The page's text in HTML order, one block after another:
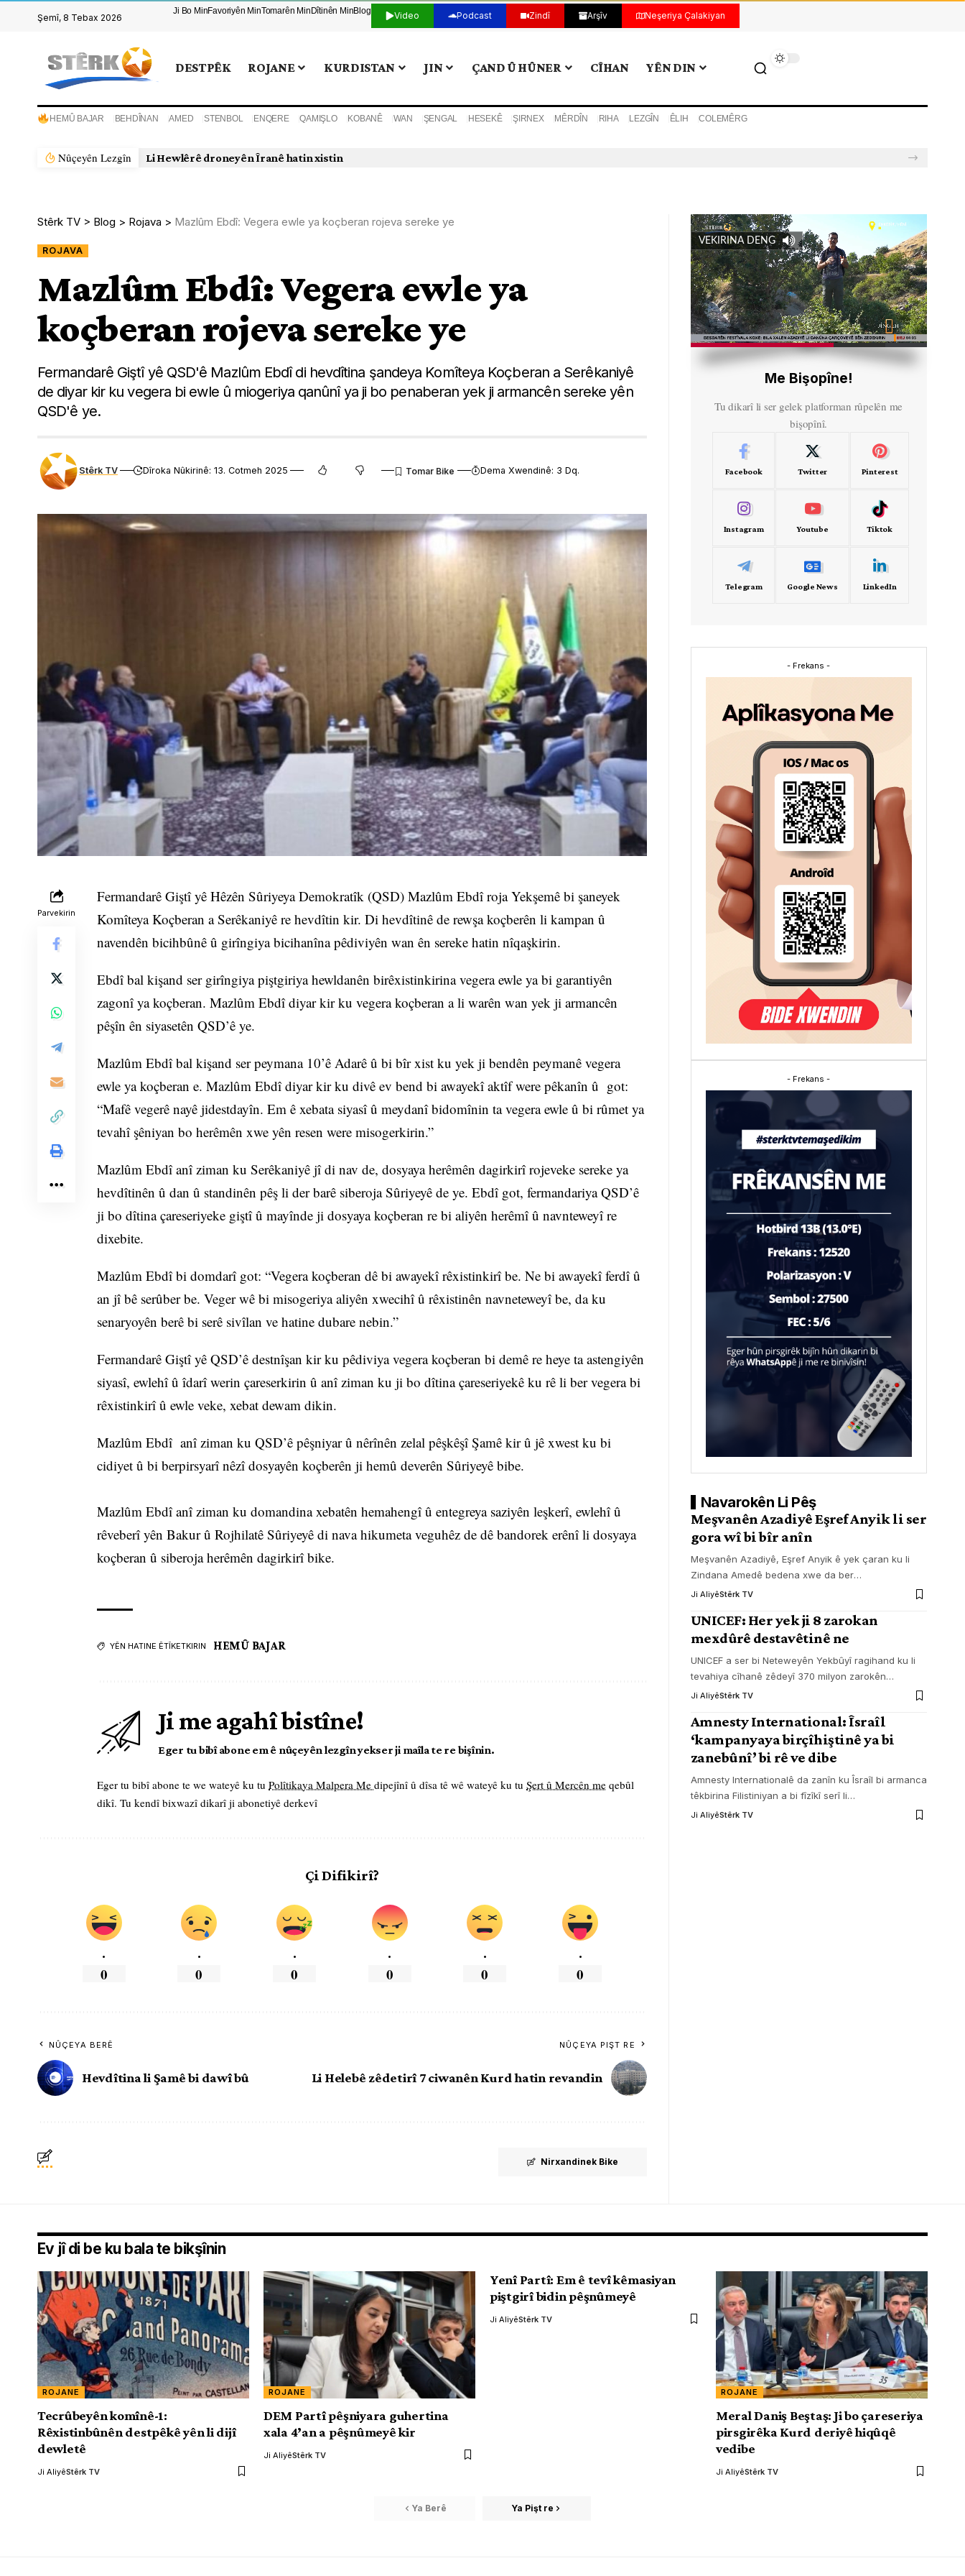
Şemî, 8 Tebax 2026
Ji Bo MinFavoriyên MinTomarên Min Dîtinên MinBlog Video Podcast Zindî Arşîv Neşeriya Çalakiyan
DESTPÊK ROJANE KURDISTAN JIN ÇAND Û HÛNER CÎHAN YÊN DIN
HEMÛ BAJAR BEHDÎNAN AMED STENBOL ENQERE QAMIŞLO KOBANÊ WAN ŞENGAL HESEKÊ ŞIRNEX MÊRDÎN RIHA LEZGÎN ÊLIH COLEMÊRG
Nûçeyên Lezgîn Li Hewlêrê droneyên Îranê hatin xistin
Stêrk TV > Blog > Rojava > Mazlûm Ebdî: Vegera ewle ya koçberan rojeva sereke ye
ROJAVA
Mazlûm Ebdî: Vegera ewle ya
koçberan rojeva sereke ye
Fermandarê Giştî yê QSD'ê Mazlûm Ebdî di hevdîtina şandeya Komîteya Koçberan a Serêkaniyê
de diyar kir ku vegera bi ewle û miogeriya qanûnî ya ji bo penaberan yek ji armancên sereke yên
QSD'ê ye.
Stêrk TV Dîroka Nûkirinê: 13. Cotmeh 2025 Dema Xwendinê: 3 Dq.
Parvekirin
Fermandarê Giştî yê Hêzên Sûriyeya Demokratîk (QSD) Mazlûm Ebdî roja Yekşemê bi şaneyek
Komîteya Koçberan a Serêkaniyê re hevdîtin kir. Di hevdîtinê de rewşa koçberên li kampan û
navendên bicihbûnê û girîngiya bicihanîna pêdiviyên wan ên sereke hatin nîqaşkirin.
Ebdî bal kişand ser girîngiya piştgiriya hewldanên birêxistinkirina vegera ewle ya bi garantiyên
zagonî ya koçberan. Mazlûm Ebdî diyar kir ku vegera koçberan a li warên wan yek ji armancên
pêşîn ên siyasetên QSD’ê ye.
Mazlûm Ebdî bal kişand ser peymana 10’ê Adarê û bi bîr xist ku yek ji bendên peymanê vegera
ewle ya koçberan e. Mazlûm Ebdî diyar kir ku divê ev bend bi awayekî aktîf were pêkanîn û got:
“Mafê vegerê nayê jidestdayîn. Em ê xebata siyasî û meydanî bidomînin ta vegera ewle û bi rûmet ya
tevahî şêniyan bo herêmên xwe yên resen were misogerkirin.”
Mazlûm Ebdî anî ziman ku Serêkaniyê jî di nav de, dosyaya herêmên dagirkirî rojeveke sereke ya
hevdîtinên û dan û standinên pêş li der barê siberoja Sûriyeyê de ye. Ebdî got, fermandariya QSD’ê
ji bo dîtina çareseriyeke giştî û mayînde ji dosyaya koçberan re bi aliyên herêmî û navnteweyî re
dixebite.
Mazlûm Ebdî bi domdarî got: “Vegera koçberan dê bi awayekî rêxistinkirî be. Ne bi awayekî ferdî û
an jî bê serûber be. Veger wê bi misogeriya aliyên xwecihî û rêxistinên navneteweyî be, da ku
senaryoyên berê bi serê sivîlan ve hatine dubare nebin.”
Fermandarê Giştî yê QSD’ê destnîşan kir ku pêdiviya vegera koçberan bi demê re heye ta astengiyên
siyasî, ewlehî û îdarî werin çareserkirin û anî ziman ku ji bo dîtina çareseriyekê ku rê li ber vegera bi
rêxistinkirî û ewle veke, xebat dewam dikin.
Mazlûm Ebdî anî ziman ku QSD’ê pêşniyar û nêrînên zelal pêşkêşî Şamê kir û jê xwest ku bi
cidiyet û bi berpirsyarî nêzî dosyayên koçberên ji hemû deverên Sûriyeyê bibe.
Mazlûm Ebdî anî ziman ku domandina xebatên hemahengî û entegreya saziyên leşkerî, ewlehî û
rêveberî yên Bakur û Rojhilatê Sûriyeyê di nava hikumeta veguhêz de dê bandorek erênî li dosyaya
koçberan û siberoja herêmên dagirkirî bike.
YÊN HATINE ÊTÎKETKIRIN HEMÛ BAJAR
Ji me agahî bistîne!
Eger tu bibî abone em ê nûçeyên lezgîn yekser ji maîla te re bişînin.
Eger tu bibî abone te we wateyê ku tu Polîtikaya Malpera Me dipejînî û dîsa tê wê wateyê ku tu Şert û Mercên me qebûl
dikî. Tu kendî bixwazî dikarî ji abonetiyê derkevî
Çi Difikirî?
.
0
.
0
.
0
.
0
.
0
.
0
NÛÇEYA BERÊ
Hevdîtina li Şamê bi dawî bû
NÛÇEYA PIŞT RE
Li Helebê zêdetirî 7 ciwanên Kurd hatin revandin
Nirxandinek Bike
VEKIRINA DENG
Me Bişopîne!
Tu dikarî li ser gelek platforman rûpelên me
bişopînî.
Facebook Twitter Pinterest
Instagram Youtube Tiktok
Telegram Google News LinkedIn
- Frekans -
- Frekans -
Navarokên Li Pêş
Meşvanên Azadiyê Eşref Anyik li ser
gora wî bi bîr anîn
Meşvanên Azadiyê, Eşref Anyik ê yek çaran ku li
Zindana Amedê bedena xwe da ber…
Ji AliyêStêrk TV
UNICEF: Her yek ji 8 zarokan
mexdûrê destavêtinê ne
UNICEF a ser bi Neteweyên Yekbûyî ragihand ku li
tevahiya cîhanê zêdeyî 370 milyon zarokên…
Ji AliyêStêrk TV
Amnesty International: Îsraîl
‘kampanyaya birçîhiştinê ya bi
zanebûnî’ bi rê ve dibe
Amnesty Internationalê da zanîn ku Îsraîl bi armanca
têkbirina Filistiniyan a bi fîzîkî serî li…
Ji AliyêStêrk TV
Ev jî di be ku bala te bikşînin
ROJANE
Tecrûbeyên komînê-1:
Rêxistinbûnên destpêkê yên li dijî
dewletê
Ji AliyêStêrk TV
ROJANE
DEM Partî pêşniyara guhertina
xala 4’an a pêşnûmeyê kir
Ji AliyêStêrk TV
Yenî Partî: Em ê tevî kêmasiyan
piştgirî bidin pêşnûmeyê
Ji AliyêStêrk TV
ROJANE
Meral Daniş Beştaş: Ji bo çareseriya
pirsgirêka Kurd deriyê hiqûqê
vedibe
Ji AliyêStêrk TV
Ya Berê Ya Pişt re